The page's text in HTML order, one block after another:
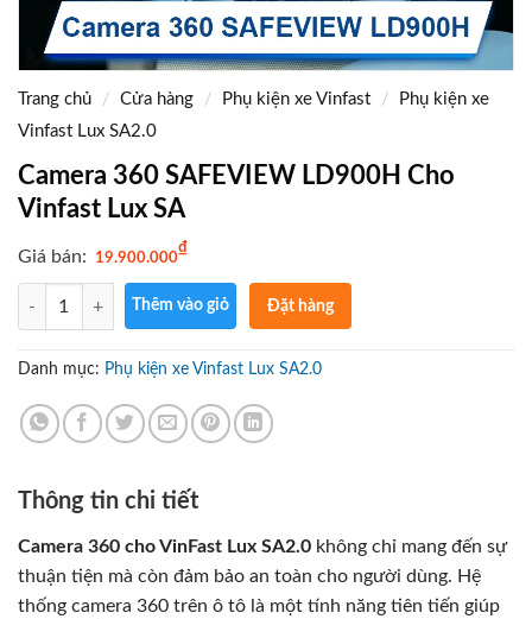
Trang chủ / Cửa hàng / Phụ kiện xe Vinfast /
Phụ kiện xe
Vinfast Lux SA2.0
Camera 360 SAFEVIEW LD900H Cho
Vinfast Lux SA
Giá bán: 19.900.000
₫
Số lượng
Thêm vào giỏ
Đặt hàng
Gọi điện
Danh mục: Phụ kiện xe Vinfast Lux SA2.0
Thông tin chi tiết
Camera 360 cho VinFast Lux SA2.0 không chỉ mang đến sự
thuận tiện mà còn đảm bảo an toàn cho người dùng. Hệ
thống camera 360 trên ô tô là một tính năng tiên tiến giúp